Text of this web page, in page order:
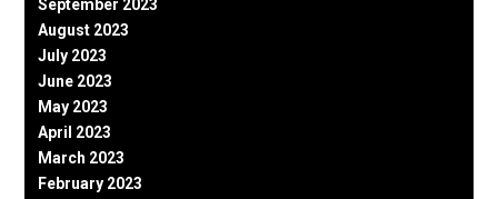
September 2023
August 2023
July 2023
June 2023
May 2023
April 2023
March 2023
February 2023